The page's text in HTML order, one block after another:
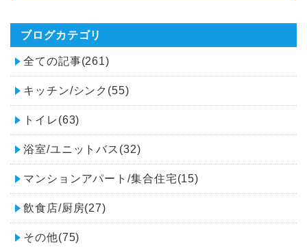
ブログカテゴリ
全ての記事(261)
キッチン/シンク(55)
トイレ(63)
浴室/ユニットバス(32)
マンションアパート/集合住宅(15)
飲食店/厨房(27)
その他(75)